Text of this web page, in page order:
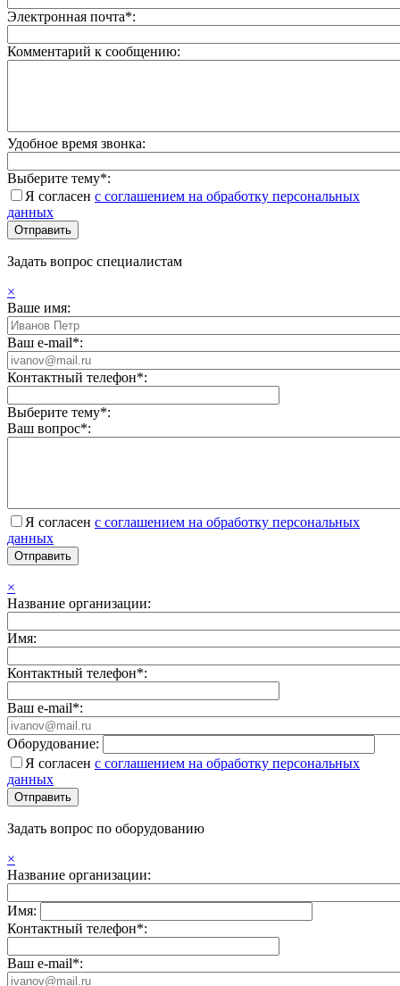
Электронная почта*:
Комментарий к сообщению:
Удобное время звонка:
Выберите тему*:
Я согласен с соглашением на обработку персональных
данных
Задать вопрос специалистам
×
Ваше имя:
Ваш e-mail*:
Контактный телефон*:
Выберите тему*:
Ваш вопрос*:
Я согласен с соглашением на обработку персональных
данных
×
Название организации:
Имя:
Контактный телефон*:
Ваш e-mail*:
Оборудование:
Я согласен с соглашением на обработку персональных
данных
Задать вопрос по оборудованию
×
Название организации:
Имя:
Контактный телефон*:
Ваш e-mail*: